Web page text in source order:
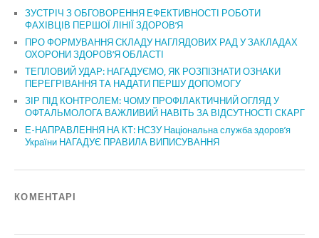
ЗУСТРІЧ З ОБГОВОРЕННЯ ЕФЕКТИВНОСТІ РОБОТИ
ФАХІВЦІВ ПЕРШОЇ ЛІНІЇ ЗДОРОВ’Я
ПРО ФОРМУВАННЯ СКЛАДУ НАГЛЯДОВИХ РАД У ЗАКЛАДАХ
ОХОРОНИ ЗДОРОВ’Я ОБЛАСТІ
ТЕПЛОВИЙ УДАР: НАГАДУЄМО, ЯК РОЗПІЗНАТИ ОЗНАКИ
ПЕРЕГРІВАННЯ ТА НАДАТИ ПЕРШУ ДОПОМОГУ
ЗІР ПІД КОНТРОЛЕМ: ЧОМУ ПРОФІЛАКТИЧНИЙ ОГЛЯД У
ОФТАЛЬМОЛОГА ВАЖЛИВИЙ НАВІТЬ ЗА ВІДСУТНОСТІ СКАРГ
Е-НАПРАВЛЕННЯ НА КТ: НСЗУ Національна служба здоров’я
України НАГАДУЄ ПРАВИЛА ВИПИСУВАННЯ
КОМЕНТАРІ